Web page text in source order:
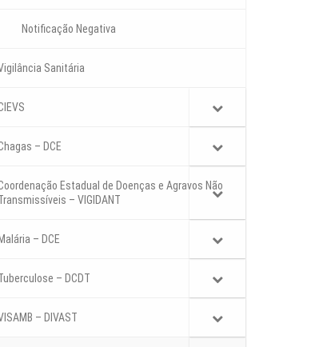
Notificação Negativa
Sanitária
– DCE
Estadual de Doenças e Agravos Não
– VIGIDANT
Malária – DCE
– DCDT
– DIVAST